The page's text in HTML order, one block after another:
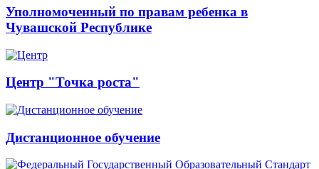
Уполномоченный по правам ребенка в
Чувашской Республике
Центр "Точка роста"
Дистанционное обучение